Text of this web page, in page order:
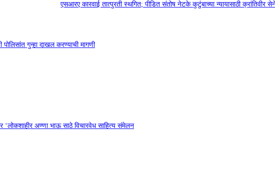
एसआरए कारवाई तात्पुरती स्थगित; पीडित संतोष नेटके कुटुंबाच्या न्यायासाठी क्रांतिवीर
गुन्हा दाखल करण्याची मागणी
‘लोकशाहीर अण्णा भाऊ साठे विचारवेध साहित्य संमेलन